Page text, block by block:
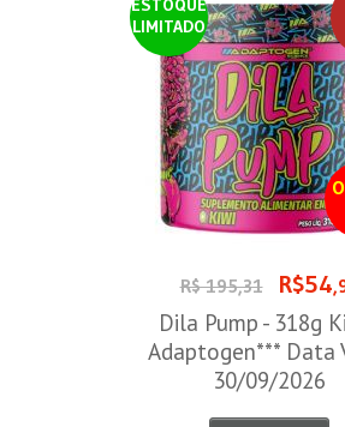
LIMITADO
R$ 195,31 R$54
Dila Pump - 318g
Adaptogen*** Data
30/09/2026